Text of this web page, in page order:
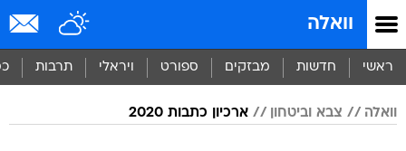
וואלה
ראשי חדשות מבזקים ספורט ויראלי תרבות
וואלה צבא וביטחון ארכיון כתבות 2020